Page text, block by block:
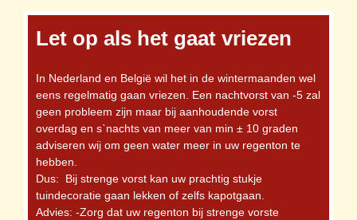
Let op als het gaat vriezen
In Nederland en België wil het in de wintermaanden wel
eens regelmatig gaan vriezen. Een nachtvorst van -5 zal
geen probleem zijn maar bij aanhoudende vorst
overdag en s`nachts van meer van min ± 10 graden
adviseren wij om geen water meer in uw regenton te
hebben.
Dus: Bij strenge vorst kan uw prachtig stukje
tuindecoratie gaan lekken of zelfs kapotgaan.
Advies: -Zorg dat uw regenton bij strenge vorste